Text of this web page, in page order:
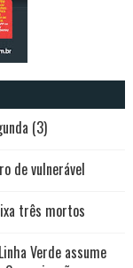
(3)
de vulnerável
três mortos
Verde assume